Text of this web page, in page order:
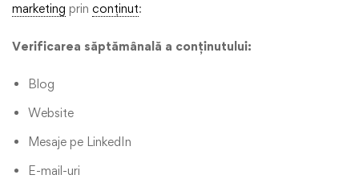
marketing prin conținut:
Verificarea săptămânală a conținutului:
Blog
Website
Mesaje pe LinkedIn
E-mail-uri